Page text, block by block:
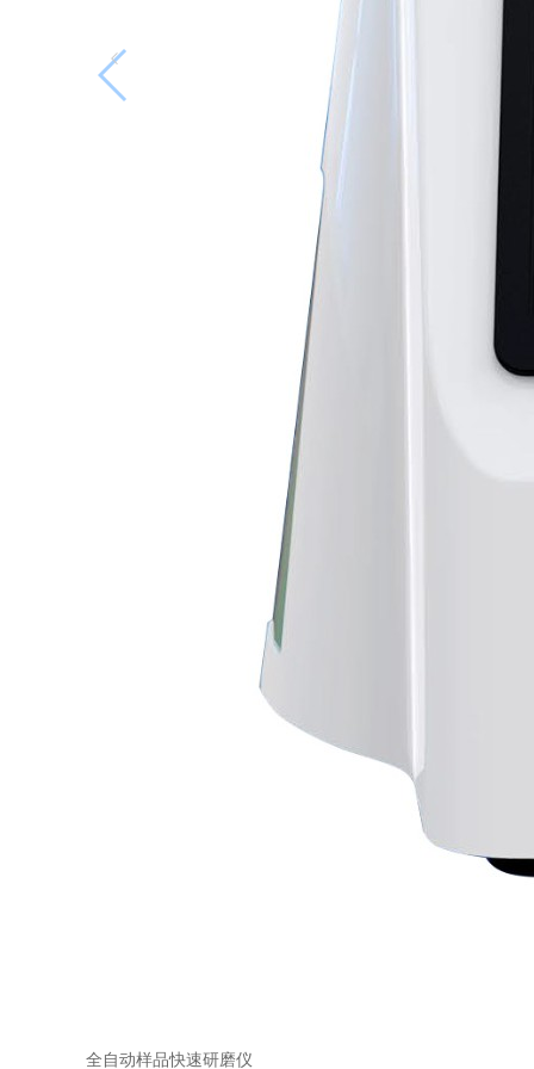
全自动样品快速研磨仪